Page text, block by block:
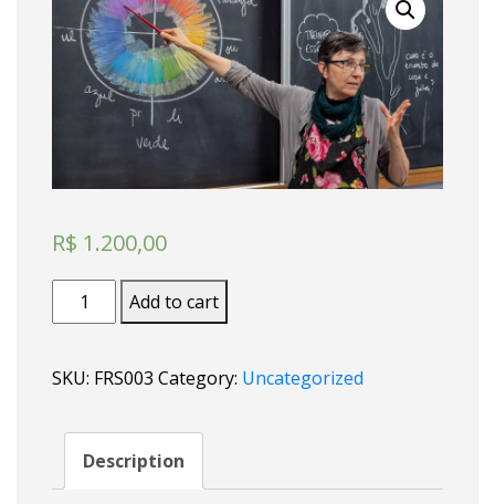
R$ 1.200,00
OFICINA
ARTES:
Add to cart
SKU: FRS003 Category: Uncategorized
Description